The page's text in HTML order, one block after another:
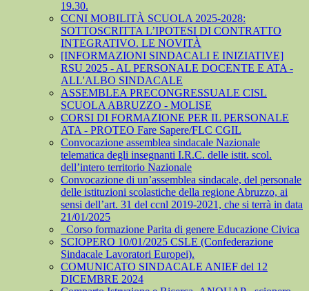
19.30.
CCNI MOBILITÀ SCUOLA 2025-2028:
SOTTOSCRITTA L’IPOTESI DI CONTRATTO
INTEGRATIVO. LE NOVITÀ
[INFORMAZIONI SINDACALI E INIZIATIVE]
RSU 2025 - AL PERSONALE DOCENTE E ATA -
ALL'ALBO SINDACALE
ASSEMBLEA PRECONGRESSUALE CISL
SCUOLA ABRUZZO - MOLISE
CORSI DI FORMAZIONE PER IL PERSONALE
ATA - PROTEO Fare Sapere/FLC CGIL
Convocazione assemblea sindacale Nazionale
telematica degli insegnanti I.R.C. delle istit. scol.
dell’intero territorio Nazionale
Convocazione di un’assemblea sindacale, del personale
delle istituzioni scolastiche della regione Abruzzo, ai
sensi dell’art. 31 del ccnl 2019-2021, che si terrà in data
21/01/2025
_Corso formazione Parita di genere Educazione Civica
SCIOPERO 10/01/2025 CSLE (Confederazione
Sindacale Lavoratori Europei).
COMUNICATO SINDACALE ANIEF del 12
DICEMBRE 2024